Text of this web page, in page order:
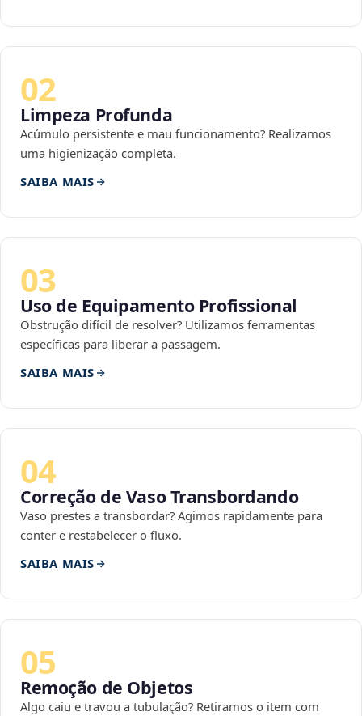
02
Limpeza Profunda
Acúmulo persistente e mau funcionamento? Realizamos
uma higienização completa.
SAIBA MAIS
03
Uso de Equipamento Profissional
Obstrução difícil de resolver? Utilizamos ferramentas
específicas para liberar a passagem.
SAIBA MAIS
04
Correção de Vaso Transbordando
Vaso prestes a transbordar? Agimos rapidamente para
conter e restabelecer o fluxo.
SAIBA MAIS
05
Remoção de Objetos
Algo caiu e travou a tubulação? Retiramos o item com